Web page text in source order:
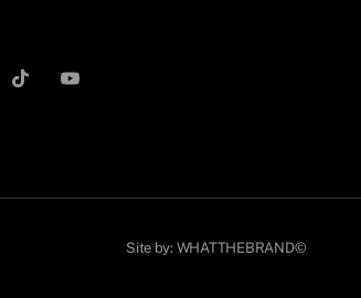
Site by: WHATTHEBRAND©